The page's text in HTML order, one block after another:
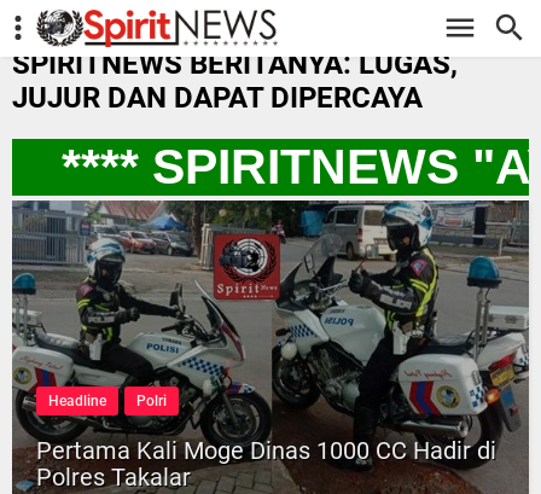
-->
SPIRITNEWS BERITANYA: LUGAS,
JUJUR DAN DAPAT DIPERCAYA
**** SPIRITNEWS
Headline Polri
Pertama Kali Moge Dinas 1000 CC Hadir di
Polres Takalar